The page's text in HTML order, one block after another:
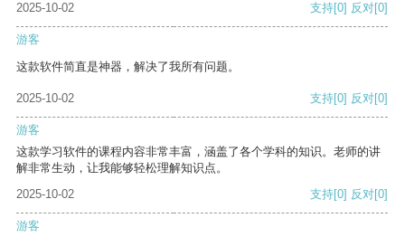
2025-10-02 支持[0] 反对[0]
游客
这款软件简直是神器，解决了我所有问题。
2025-10-02 支持[0] 反对[0]
游客
这款学习软件的课程内容非常丰富，涵盖了各个学科的知识。老师的讲
解非常生动，让我能够轻松理解知识点。
2025-10-02
支持[0] 反对[0]
游客